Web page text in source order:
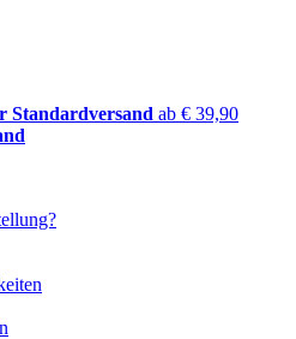
Standardversand ab € 39,90